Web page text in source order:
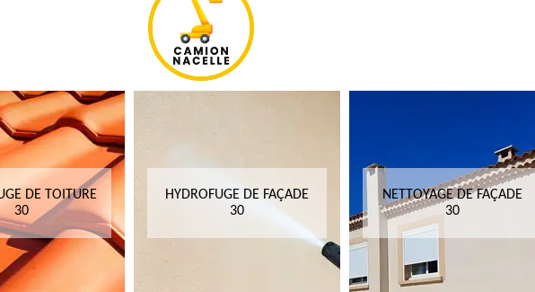
DE TOITURE
30
HYDROFUGE DE FAÇADE
30
NETTOYAGE DE FAÇADE
30